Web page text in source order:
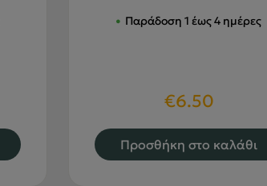
Παράδοση 1 έως 4 ημέρες
€6.50
Προσθήκη στο καλάθι